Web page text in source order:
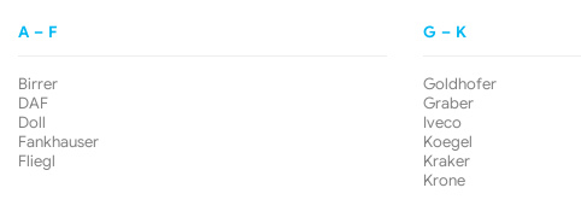
A – F
Birrer
DAF
Doll
Fankhauser
Fliegl
G – K
Goldhofer
Graber
Iveco
Koegel
Kraker
Krone